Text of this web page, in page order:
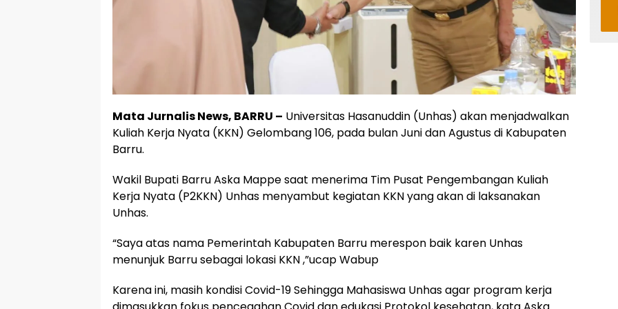
Mata Jurnalis News, BARRU – Universitas Hasanuddin (Unhas) akan menjadwalkan
Kuliah Kerja Nyata (KKN) Gelombang 106, pada bulan Juni dan Agustus di Kabupaten
Barru.
Wakil Bupati Barru Aska Mappe saat menerima Tim Pusat Pengembangan Kuliah
Kerja Nyata (P2KKN) Unhas menyambut kegiatan KKN yang akan di laksanakan
Unhas.
“Saya atas nama Pemerintah Kabupaten Barru merespon baik karen Unhas
menunjuk Barru sebagai lokasi KKN ,”ucap Wabup
Karena ini, masih kondisi Covid-19 Sehingga Mahasiswa Unhas agar program kerja